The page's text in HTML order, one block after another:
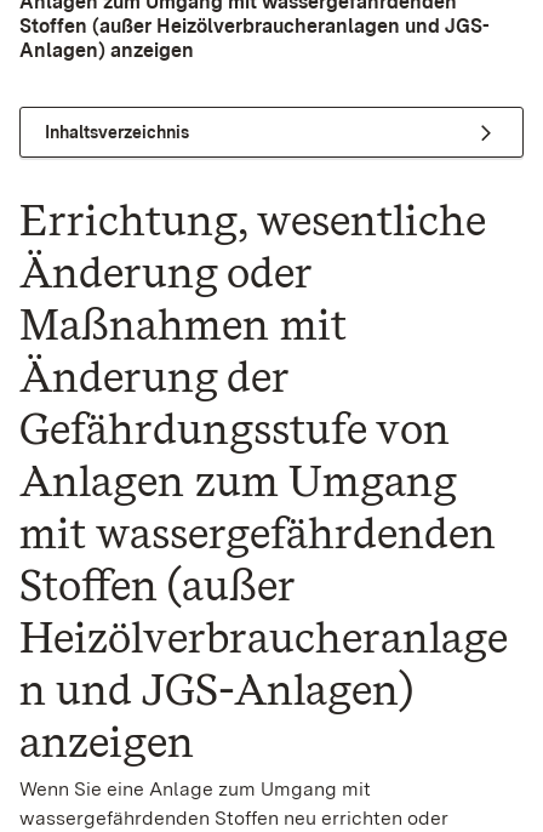
Stoffen (außer Heizölverbraucheranlagen und JGS-
Anlagen) anzeigen
Inhaltsverzeichnis
Errichtung, wesentliche
Änderung oder
Maßnahmen mit
Änderung der
Gefährdungsstufe von
Anlagen zum Umgang
mit wassergefährdenden
Stoffen (außer
Heizölverbraucheranlage
n und JGS-Anlagen)
anzeigen
Wenn Sie eine Anlage zum Umgang mit
wassergefährdenden Stoffen neu errichten oder